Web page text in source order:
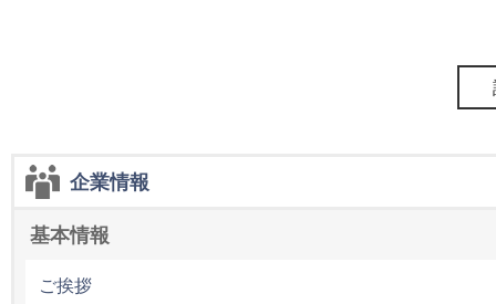
企業情報
基本情報
ご挨拶